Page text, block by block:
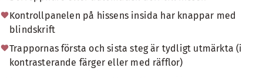
Kontrollpanelen på hissens insida har knappar med
blindskrift
Trappornas första och sista steg är tydligt utmärkta (i
kontrasterande färger eller med räfflor)